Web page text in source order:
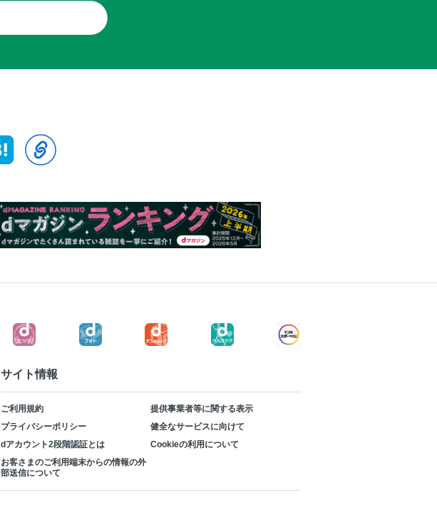
サイト情報
ご利用規約
提供事業者等に関する表示
プライバシーポリシー
健全なサービスに向けて
dアカウント2段階認証とは
Cookieの利用について
お客さまのご利用端末からの情報の外
部送信について